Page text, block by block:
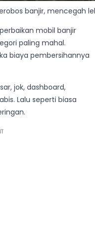
banjir, mencegah
mobil banjir
paling mahal.
biaya pembersihannya
jok, dashboard,
Lalu seperti biasa